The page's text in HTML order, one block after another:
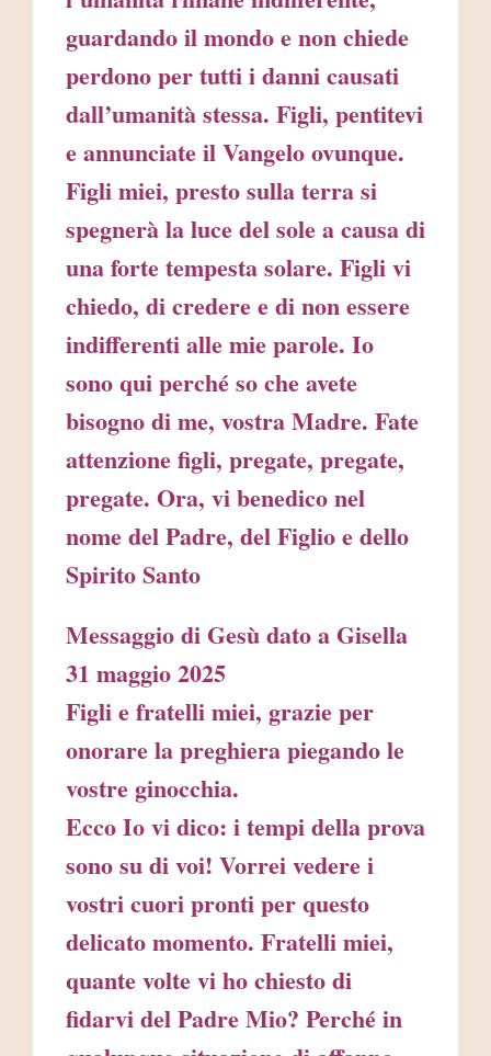
guardando il mondo e non chiede
perdono per tutti i danni causati
dall’umanità stessa. Figli, pentitevi
e annunciate il Vangelo ovunque.
Figli miei, presto sulla terra si
spegnerà la luce del sole a causa di
una forte tempesta solare. Figli vi
chiedo, di credere e di non essere
indifferenti alle mie parole. Io
sono qui perché so che avete
bisogno di me, vostra Madre. Fate
attenzione figli, pregate, pregate,
pregate. Ora, vi benedico nel
nome del Padre, del Figlio e dello
Spirito Santo
Messaggio di Gesù dato a Gisella
31 maggio 2025
Figli e fratelli miei, grazie per
onorare la preghiera piegando le
vostre ginocchia.
Ecco Io vi dico: i tempi della prova
sono su di voi! Vorrei vedere i
vostri cuori pronti per questo
delicato momento. Fratelli miei,
quante volte vi ho chiesto di
fidarvi del Padre Mio? Perché in